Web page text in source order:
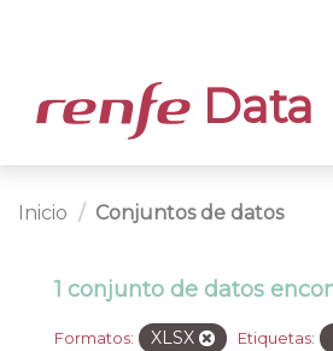
Data
Inicio Conjuntos de datos
1 conjunto de datos
Formatos: XLSX Etiquetas: